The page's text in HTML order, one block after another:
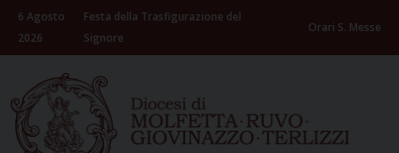
Skip
content
6 Agosto
2026
Festa della Trasfigurazione del
Signore
Orari S. Messe